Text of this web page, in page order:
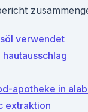
verwendet
apotheke in
extraktion